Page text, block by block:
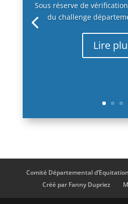
Sous réserve de
du challenge
Lire
Comité Départemental
Créé par Fanny Dupriez